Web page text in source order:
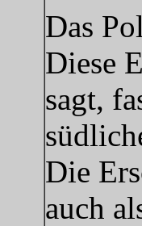
Das
Diese
sagt,
Die
auch